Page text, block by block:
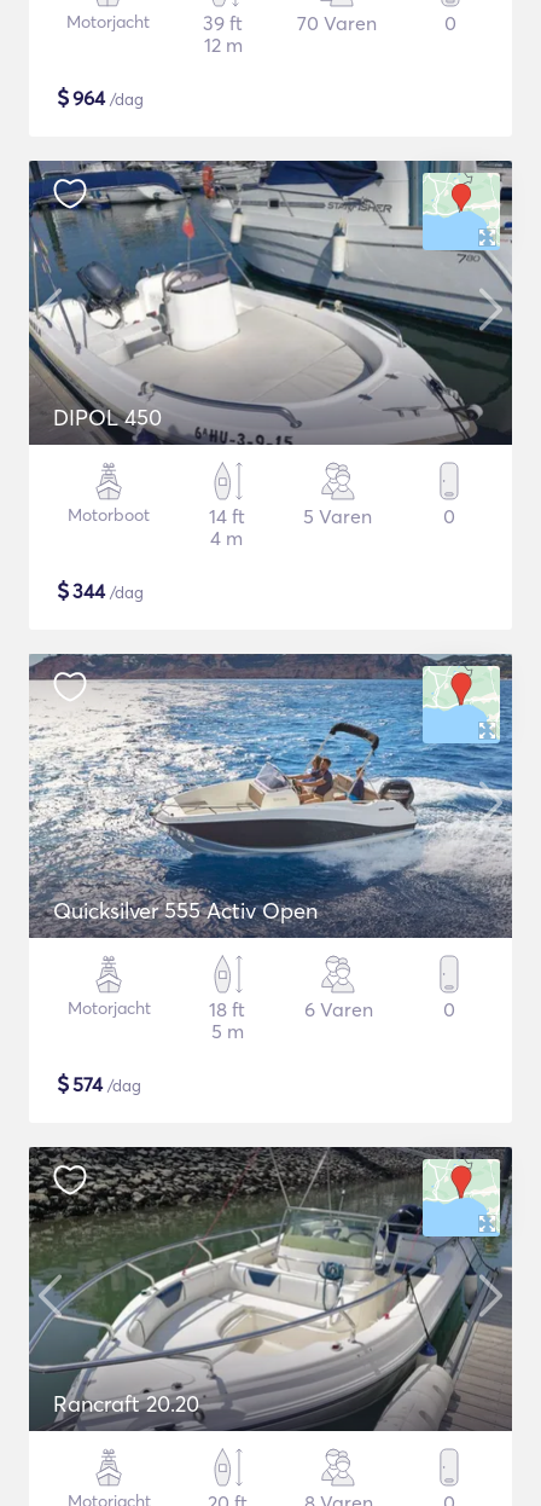
Motorjacht
39 ft
12 m
70 Varen 0
$964/dag
DIPOL 450
Motorboot
14 ft
4 m
5 Varen 0
$344/dag
Quicksilver 555 Activ Open
Motorjacht
18 ft
5 m
6 Varen 0
$574/dag
Rancraft 20.20
Motorjacht